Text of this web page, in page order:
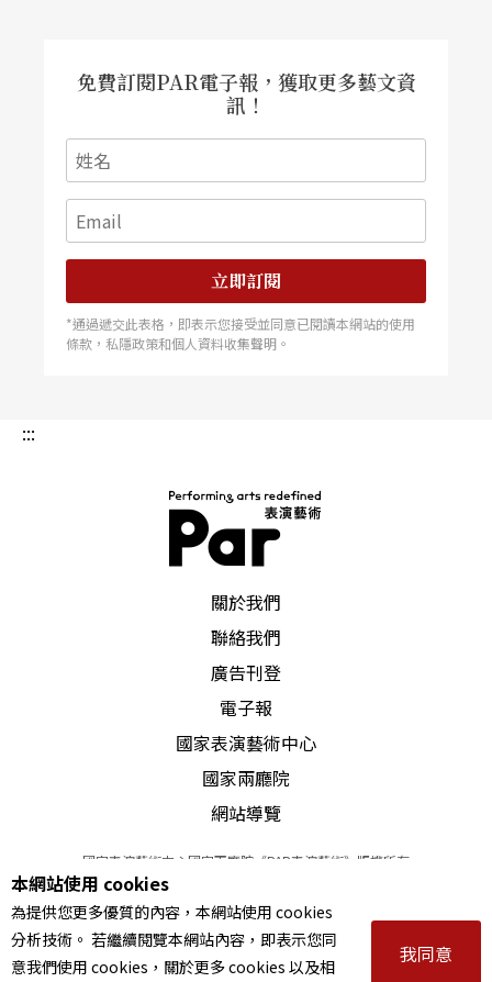
免費訂閱PAR電子報，獲取更多藝文資
訊！
立即訂閱
*通過遞交此表格，即表示您接受並同意已閱讀本網站的使用
條款，私隱政策和個人資料收集聲明。
:::
關於我們
聯絡我們
廣告刊登
電子報
國家表演藝術中心
國家兩廳院
網站導覽
國家表演藝術中心國家兩廳院《PAR表演藝術》版權所有
© 2022Performing arts redefined. All Rights Reserved
統一編號 Tax Id number 00973926
本站所提供相關演出資訊，如有異動應以主辦單位公告為準。
服務條款｜隱私權聲明｜著作權聲明
本網站使用 cookies
為提供您更多優質的內容，本網站使用 cookies
分析技術。 若繼續閱覽本網站內容，即表示您同
意我們使用 cookies，關於更多 cookies 以及相
我同意